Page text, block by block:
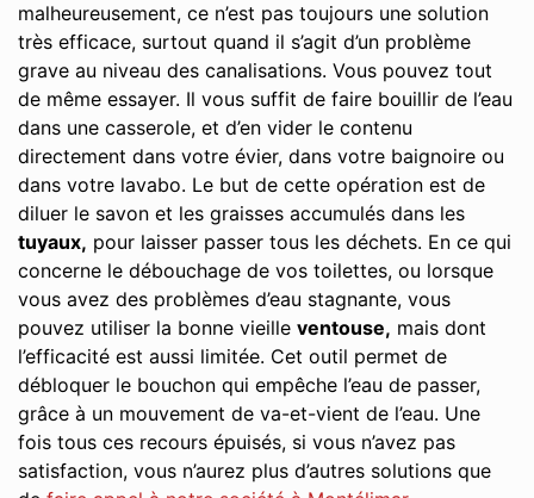
malheureusement, ce n’est pas toujours une solution
très efficace, surtout quand il s’agit d’un problème
grave au niveau des canalisations. Vous pouvez tout
de même essayer. Il vous suffit de faire bouillir de l’eau
dans une casserole, et d’en vider le contenu
directement dans votre évier, dans votre baignoire ou
dans votre lavabo. Le but de cette opération est de
diluer le savon et les graisses accumulés dans les
tuyaux, pour laisser passer tous les déchets. En ce qui
concerne le débouchage de vos toilettes, ou lorsque
vous avez des problèmes d’eau stagnante, vous
pouvez utiliser la bonne vieille ventouse, mais dont
l’efficacité est aussi limitée. Cet outil permet de
débloquer le bouchon qui empêche l’eau de passer,
grâce à un mouvement de va-et-vient de l’eau. Une
fois tous ces recours épuisés, si vous n’avez pas
satisfaction, vous n’aurez plus d’autres solutions que